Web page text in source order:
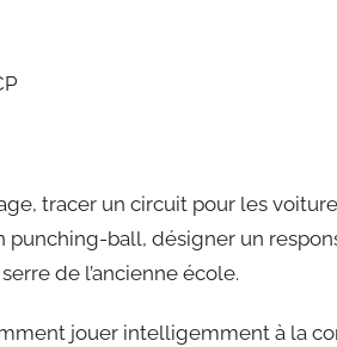
tracer un circuit pour les
ball, désigner un
de l’ancienne école.
jouer intelligemment à la